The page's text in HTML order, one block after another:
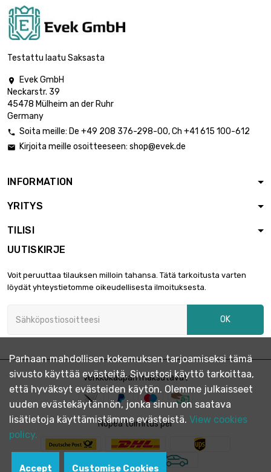
Testattu laatu Saksasta

Evek GmbH
Neckarstr. 39
45478 Mülheim an der Ruhr
Germany
 Soita meille: De +49 208 376-298-00, Ch +41 615 100-612
 Kirjoita meille osoitteeseen: shop@evek.de
INFORMATION
YRITYS
TILISI
UUTISKIRJE
Voit peruuttaa tilauksen milloin tahansa. Tätä tarkoitusta varten
löydät yhteystietomme oikeudellisesta ilmoituksesta.
OK
Verkkokaupan maksutavat
Nopea toimitus per
Parhaan mahdollisen kokemuksen tarjoamiseksi tämä
sivusto käyttää evästeitä. Sivustosi käyttö tarkoittaa,
että hyväksyt evästeiden käytön. Olemme julkaisseet
uuden evästekäytännön, jonka sinun on saatava
lisätietoja käyttämistämme evästeistä. View cookies
policy.
Accept Customise Cookies